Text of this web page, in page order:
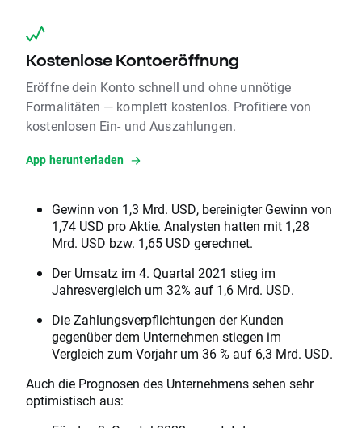
Kostenlose Kontoeröffnung
Eröffne dein Konto schnell und ohne unnötige
Formalitäten — komplett kostenlos. Profitiere von
kostenlosen Ein- und Auszahlungen.
App herunterladen
Gewinn von 1,3 Mrd. USD, bereinigter Gewinn von
1,74 USD pro Aktie. Analysten hatten mit 1,28
Mrd. USD bzw. 1,65 USD gerechnet.
Der Umsatz im 4. Quartal 2021 stieg im
Jahresvergleich um 32% auf 1,6 Mrd. USD.
Die Zahlungsverpflichtungen der Kunden
gegenüber dem Unternehmen stiegen im
Vergleich zum Vorjahr um 36 % auf 6,3 Mrd. USD.
Auch die Prognosen des Unternehmens sehen sehr
optimistisch aus: